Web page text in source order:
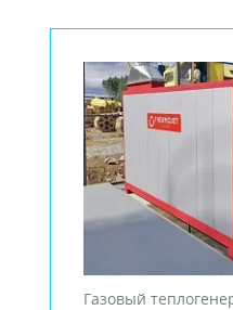
Газовый